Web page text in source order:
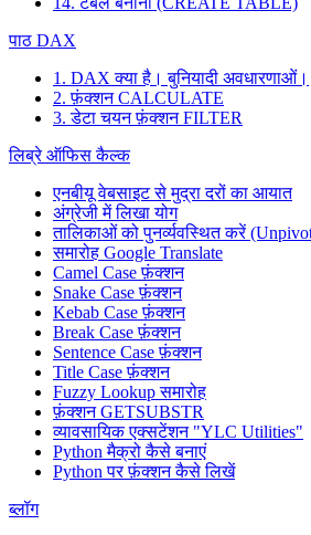
पाठ DAX
1. DAX क्या है। बुनियादी अवधारणाओं।
2. फ़ंक्शन CALCULATE
3. डेटा चयन फ़ंक्शन FILTER
लिब्रे ऑफिस कैल्क
एनबीयू वेबसाइट से मुद्रा दरों का आयात
अंग्रेजी में लिखा योग
तालिकाओं को पुनर्व्यवस्थित करें
समारोह Google Translate
Camel Case फ़ंक्शन
Snake Case फ़ंक्शन
Kebab Case फ़ंक्शन
Break Case फ़ंक्शन
Sentence Case फ़ंक्शन
Title Case फ़ंक्शन
Fuzzy Lookupसमारोह
फ़ंक्शन GETSUBSTR
व्यावसायिक एक्सटेंशन "YLC Utilities"
Python मैक्रो कैसे बनाएं
Python पर फ़ंक्शन कैसे लिखें
ब्लॉग